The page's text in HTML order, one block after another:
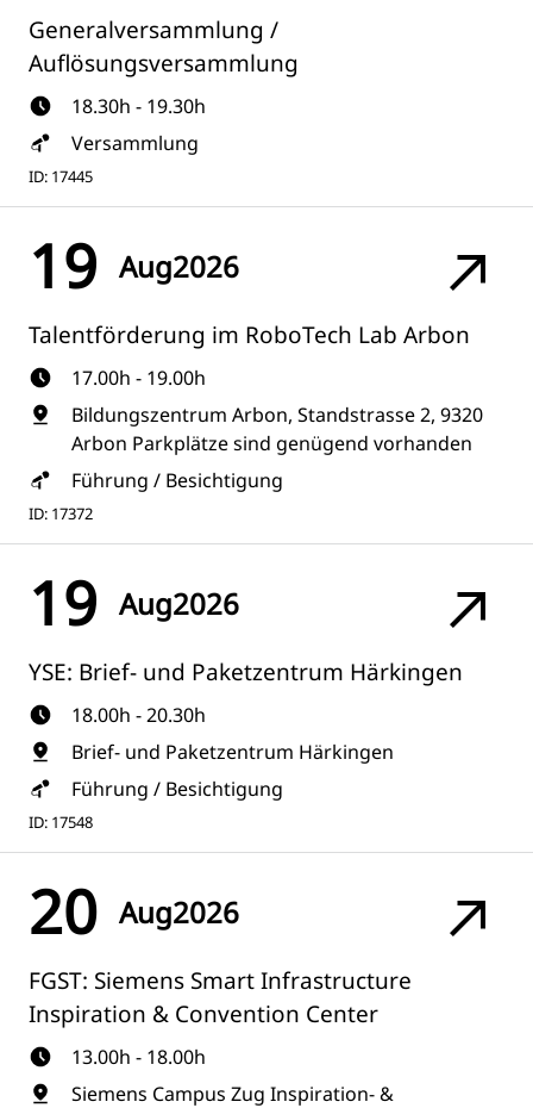
Generalversammlung /
Auflösungsversammlung
18.30h - 19.30h
Versammlung
ID: 17445
19 Aug2026
Talentförderung im RoboTech Lab Arbon
17.00h - 19.00h
Bildungszentrum Arbon, Standstrasse 2, 9320
Arbon Parkplätze sind genügend vorhanden
Führung / Besichtigung
ID: 17372
19 Aug2026
YSE: Brief- und Paketzentrum Härkingen
18.00h - 20.30h
Brief- und Paketzentrum Härkingen
Führung / Besichtigung
ID: 17548
20 Aug2026
FGST: Siemens Smart Infrastructure
Inspiration & Convention Center
13.00h - 18.00h
Siemens Campus Zug Inspiration- &